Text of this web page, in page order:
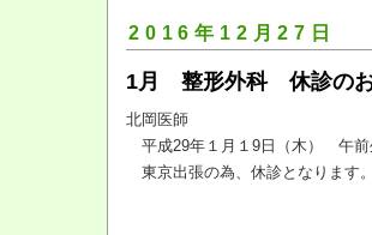
2016年12月27日
1月 整形外科 休診の
北岡医師
平成29年１月１9日（木） 午
東京出張の為、休診となります。